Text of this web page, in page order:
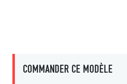
COMMANDER CE MODÈLE